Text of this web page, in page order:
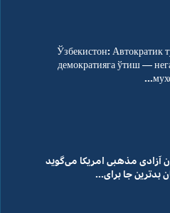
Ўзбекистон: Автократик
демократияга ўтиш —
آزادی مذهبی امریکا می‌گوید
بدترین جا برای...